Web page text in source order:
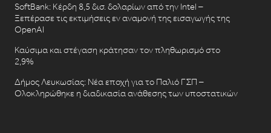
SoftBank: Κέρδη 8,5 δισ. δολαρίων από την Intel –
Ξεπέρασε τις εκτιμήσεις εν αναμονή της εισαγωγής της
OpenAI
Καύσιμα και στέγαση κράτησαν τον πληθωρισμό στο
2,9%
Δήμος Λευκωσίας: Νέα εποχή για το Παλιό ΓΣΠ –
Ολοκληρώθηκε η διαδικασία ανάθεσης των υποστατικών